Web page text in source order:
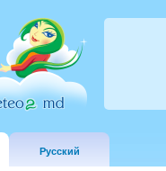
Русский